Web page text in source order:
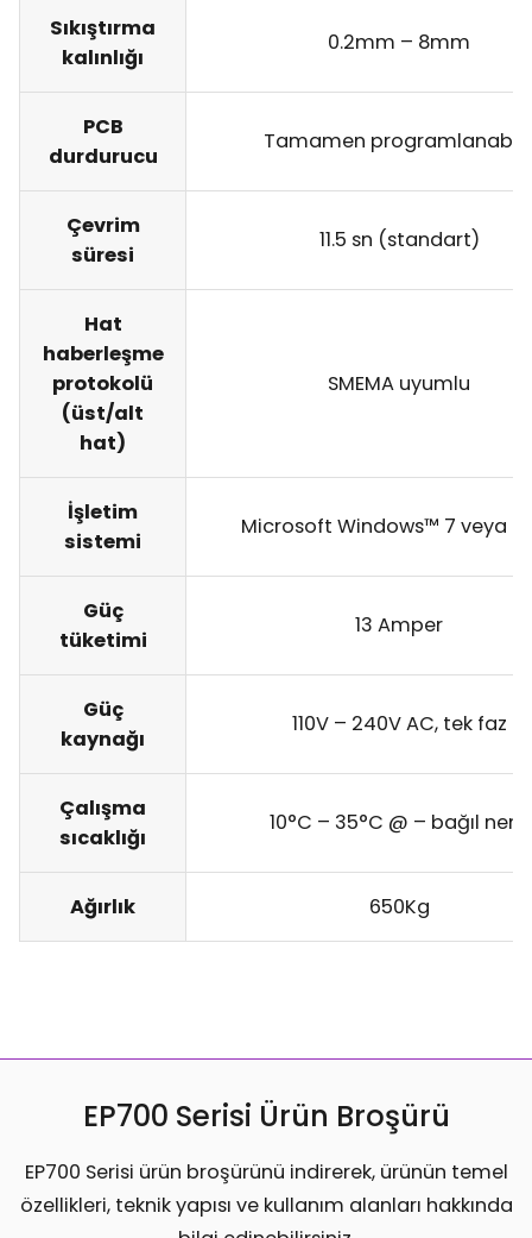
Sıkıştırma
kalınlığı
0.2mm – 8mm
PCB
durdurucu
Tamamen
Çevrim
süresi
11.5 sn (standart)
Hat
haberleşme
protokolü
(üst/alt
hat)
SMEMA uyumlu
İşletim
sistemi
Microsoft Windows™ 7 veya
Güç
tüketimi
13 Amper
Güç
kaynağı
110V – 240V AC, tek faz
Çalışma
sıcaklığı
10°C – 35°C @ – bağıl nem
Ağırlık 650Kg
EP700 Serisi Ürün Broşürü
EP700 Serisi ürün broşürünü indirerek, ürünün temel
özellikleri, teknik yapısı ve kullanım alanları hakkında